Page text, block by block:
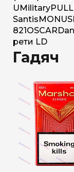
U MilitaryPULL
Santis MONUS
821 OSCAR
рети LD
Гадяч